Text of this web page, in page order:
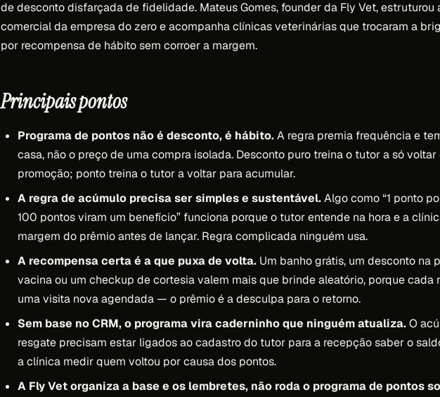
de desconto disfarçada de fidelidade. Mateus Gomes, founder da Fly Vet, estruturou
comercial da empresa do zero e acompanha clínicas veterinárias que trocaram a
por recompensa de hábito sem corroer a margem.
Principais pontos
Programa de pontos não é desconto, é hábito.A regra premia frequência e
casa, não o preço de uma compra isolada. Desconto puro treina o tutor a só
promoção; ponto treina o tutor a voltar para acumular.
A regra de acúmulo precisa ser simples e sustentável.Algo como “1 ponto
100 pontos viram um benefício” funciona porque o tutor entende na hora e a
margem do prêmio antes de lançar. Regra complicada ninguém usa.
A recompensa certa é a que puxa de volta. Um banho grátis, um desconto na
vacina ou um checkup de cortesia valem mais que brinde aleatório, porque cada
uma visita nova agendada — o prêmio é a desculpa para o retorno.
Sem base no CRM, o programa vira caderninho que ninguém atualiza.O
resgate precisam estar ligados ao cadastro do tutor para a recepção saber o
a clínica medir quem voltou por causa dos pontos.
A Fly Vet organiza a base e os lembretes, não roda o programa de pontos